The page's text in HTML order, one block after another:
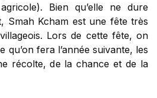
Bien qu’elle ne dure
Smah Kcham est une fête très
Lors de cette fête, on
qu’on fera l’année suivante, les
récolte, de la chance et de la